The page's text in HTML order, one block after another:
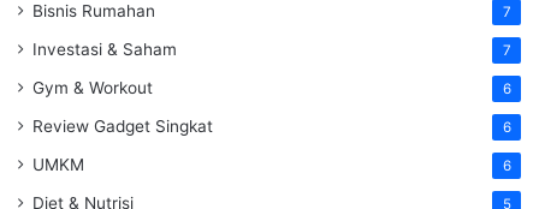
Bisnis Rumahan 7
Investasi & Saham 7
Gym & Workout 6
Review Gadget Singkat 6
UMKM 6
Diet & Nutrisi 5